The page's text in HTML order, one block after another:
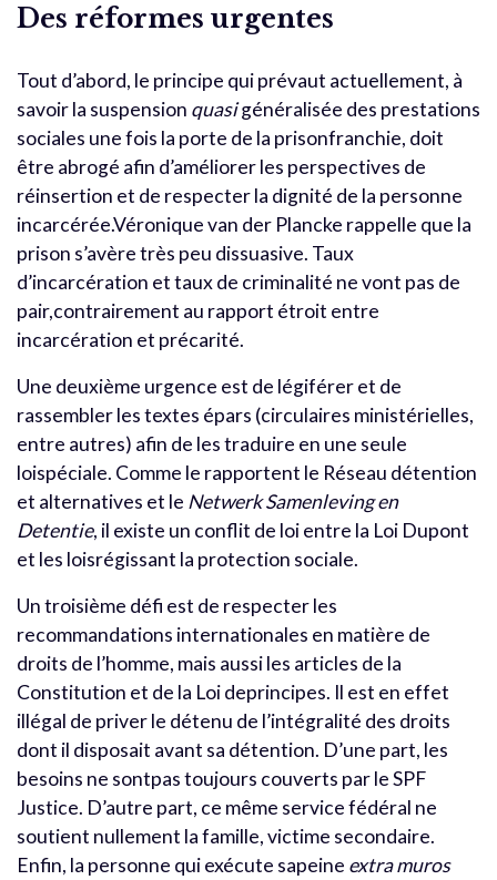
Des réformes urgentes
Tout d’abord, le principe qui prévaut actuellement, à
savoir la suspension quasigénéralisée des prestations
sociales une fois la porte de la prisonfranchie, doit
être abrogé afin d’améliorer les perspectives de
réinsertion et de respecter la dignité de la personne
incarcérée.Véronique van der Plancke rappelle que la
prison s’avère très peu dissuasive. Taux
d’incarcération et taux de criminalité ne vont pas de
pair,contrairement au rapport étroit entre
incarcération et précarité.
Une deuxième urgence est de légiférer et de
rassembler les textes épars (circulaires ministérielles,
entre autres) afin de les traduire en une seule
loispéciale. Comme le rapportent le Réseau détention
et alternatives et le Netwerk Samenleving en
Detentie, il existe un conflit de loi entre la Loi Dupont
et les loisrégissant la protection sociale.
Un troisième défi est de respecter les
recommandations internationales en matière de
droits de l’homme, mais aussi les articles de la
Constitution et de la Loi deprincipes. Il est en effet
illégal de priver le détenu de l’intégralité des droits
dont il disposait avant sa détention. D’une part, les
besoins ne sontpas toujours couverts par le SPF
Justice. D’autre part, ce même service fédéral ne
soutient nullement la famille, victime secondaire.
Enfin, la personne qui exécute sapeine extra muros